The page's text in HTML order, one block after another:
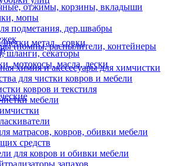
отжимы, корзины, вкладыши
мопы
подметания, дер.швабры
метал., совки
шланги, секаторы
мотокосы, масла, лески
(помпы, распылители, контейнеры
химия и акссесуары для химчистки
для чистки ковров и мебели
ковров и текстиля
мебели
матрасов, ковров, обивки мебели
средств
для ковров и обивки мебели
запахов